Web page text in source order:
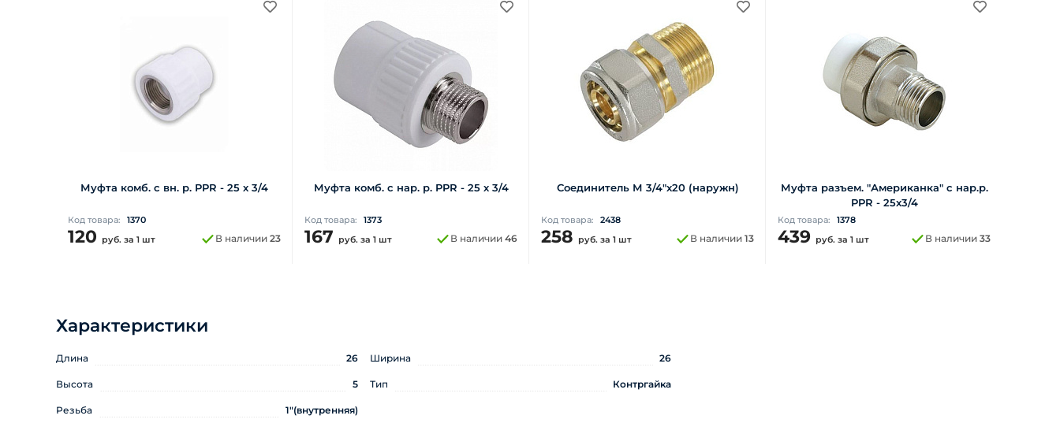
Муфта комб. с вн. р. PPR - 25 х 3/4
Код товара: 1370
120 руб. за 1 шт В наличии 23
Муфта комб. с нар. р. PPR - 25 х 3/4
Код товара: 1373
167 руб. за 1 шт В наличии 46
Соединитель М 3/4"x20 (наружн)
Код товара: 2438
258 руб. за 1 шт В наличии 13
Муфта разъем. "Американка" с нар.р.
PPR - 25x3/4
Код товара: 1378
439 руб. за 1 шт В наличии 33
Характеристики
Длина 26 Ширина 26
Высота 5 Тип Контргайка
Резьба 1"(внутренняя)